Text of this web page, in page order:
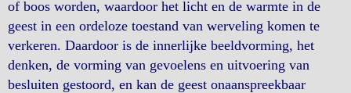
of boos worden, waardoor het licht en de warmte in de
geest in een ordeloze toestand van werveling komen te
verkeren. Daardoor is de innerlijke beeldvorming, het
denken, de vorming van gevoelens en uitvoering van
besluiten gestoord, en kan de geest onaanspreekbaar